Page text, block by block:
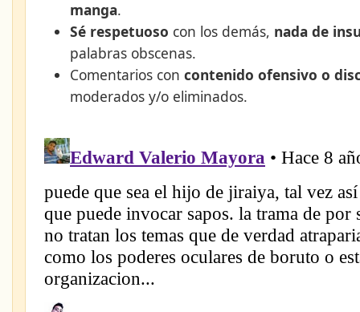
manga.
Sé respetuoso con los demás, nada de
palabras obscenas.
Comentarios con contenido ofensivo o
moderados y/o eliminados.